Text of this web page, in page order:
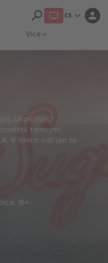
Více expand_more
search CS expand_more person
okouzlující
temnými
V lidech vidí jen to
16+